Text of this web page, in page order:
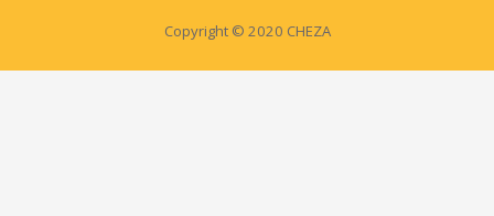
Copyright © 2020 CHEZA